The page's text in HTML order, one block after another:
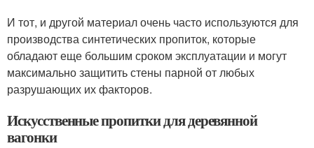
И тот, и другой материал очень часто используются для
производства синтетических пропиток, которые
обладают еще большим сроком эксплуатации и могут
максимально защитить стены парной от любых
разрушающих их факторов.
Искусственные пропитки для деревянной
вагонки